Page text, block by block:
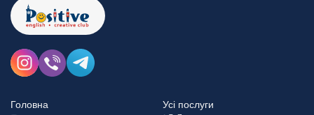
Головна
Усі послуги